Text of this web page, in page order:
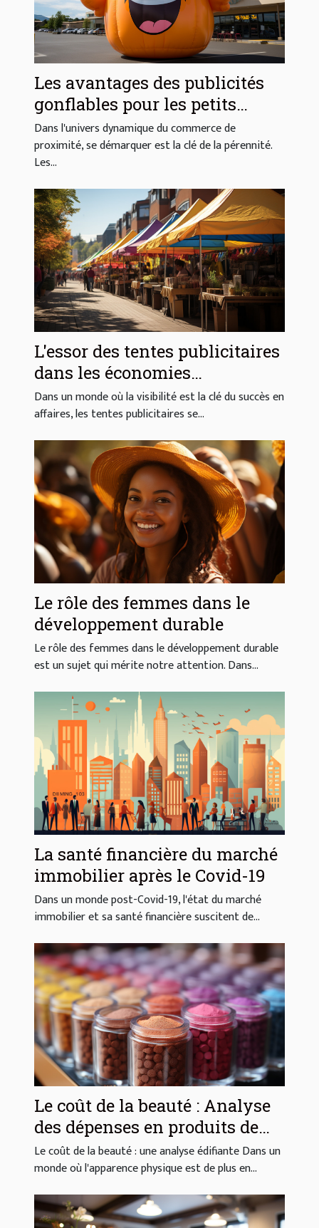
Les avantages des publicités
gonflables pour les petits
commerces locaux
Dans l'univers dynamique du commerce de
proximité, se démarquer est la clé de la pérennité.
Les...
L'essor des tentes publicitaires
dans les économies
émergentes
Dans un monde où la visibilité est la clé du succès en
affaires, les tentes publicitaires se...
Le rôle des femmes dans le
développement durable
Le rôle des femmes dans le développement durable
est un sujet qui mérite notre attention. Dans...
La santé financière du marché
immobilier après le Covid-19
Dans un monde post-Covid-19, l'état du marché
immobilier et sa santé financière suscitent de...
Le coût de la beauté : Analyse
des dépenses en produits de
beauté
Le coût de la beauté : une analyse édifiante Dans un
monde où l'apparence physique est de plus en...